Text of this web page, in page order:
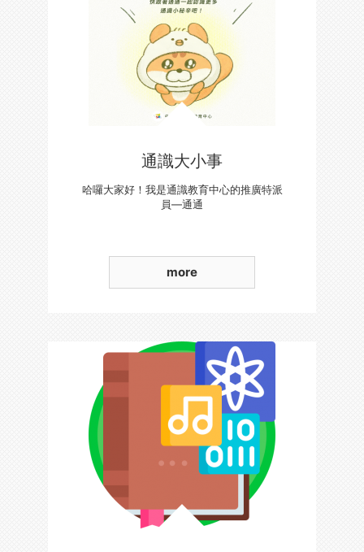
通識大小事
哈囉大家好！我是通識教育中心的推廣特派
員—通通
more